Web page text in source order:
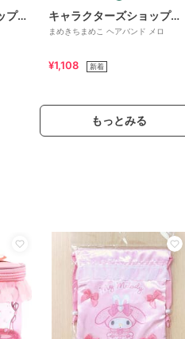
キャラクターズショップ ラフラフ キャラクターズショップ ラフラフ
まめきちまめこ ヘアバンド メロ
¥1,108 新着
もっとみる